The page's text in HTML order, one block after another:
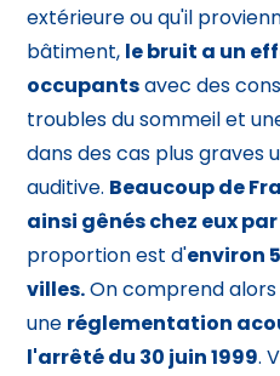
extérieure ou qu'il
bâtiment, le bruit a un
occupantsavec des
troubles du sommeil et
dans des cas plus graves
auditive. Beaucoup de
ainsi gênés chez eux
proportion est d'environ
villes.On comprend alors
une réglementation
l'arrêté du 30 juin 1999.